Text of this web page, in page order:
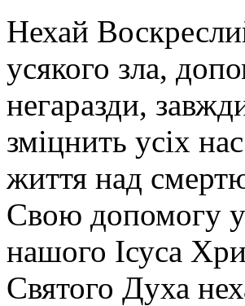
Нехай
усякого зла,
негаразди,
зміцнить усіх
життя над
Свою допомогу у
нашого Ісуса
Святого Духа